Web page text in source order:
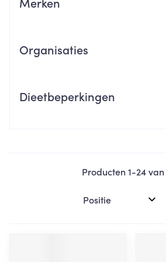
Organisaties
Dieetbeperkingen
Producten1-24van
Sorteer op: